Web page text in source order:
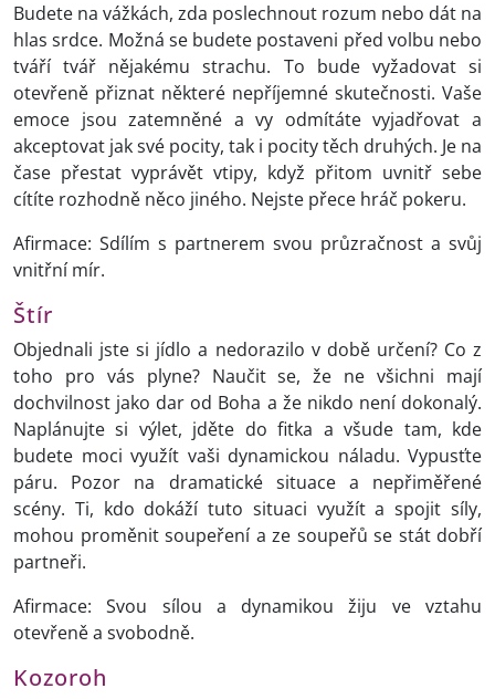
Budete na vážkách, zda poslechnout rozum nebo dát na
hlas srdce. Možná se budete postaveni před volbu nebo
tváří tvář nějakému strachu. To bude vyžadovat si
otevřeně přiznat některé nepříjemné skutečnosti. Vaše
emoce jsou zatemněné a vy odmítáte vyjadřovat a
akceptovat jak své pocity, tak i pocity těch druhých. Je na
čase přestat vyprávět vtipy, když přitom uvnitř sebe
cítíte rozhodně něco jiného. Nejste přece hráč pokeru.
Afirmace: Sdílím s partnerem svou průzračnost a svůj
vnitřní mír.
Štír
Objednali jste si jídlo a nedorazilo v době určení? Co z
toho pro vás plyne? Naučit se, že ne všichni mají
dochvilnost jako dar od Boha a že nikdo není dokonalý.
Naplánujte si výlet, jděte do fitka a všude tam, kde
budete moci využít vaši dynamickou náladu. Vypusťte
páru. Pozor na dramatické situace a nepřiměřené
scény. Ti, kdo dokáží tuto situaci využít a spojit síly,
mohou proměnit soupeření a ze soupeřů se stát dobří
partneři.
Afirmace: Svou sílou a dynamikou žiju ve vztahu
otevřeně a svobodně.
Kozoroh